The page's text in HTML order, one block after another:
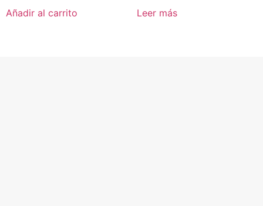
Añadir al carrito Leer más